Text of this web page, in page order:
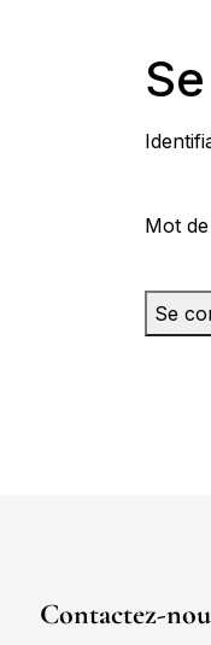
Mot
Se
Contactez-